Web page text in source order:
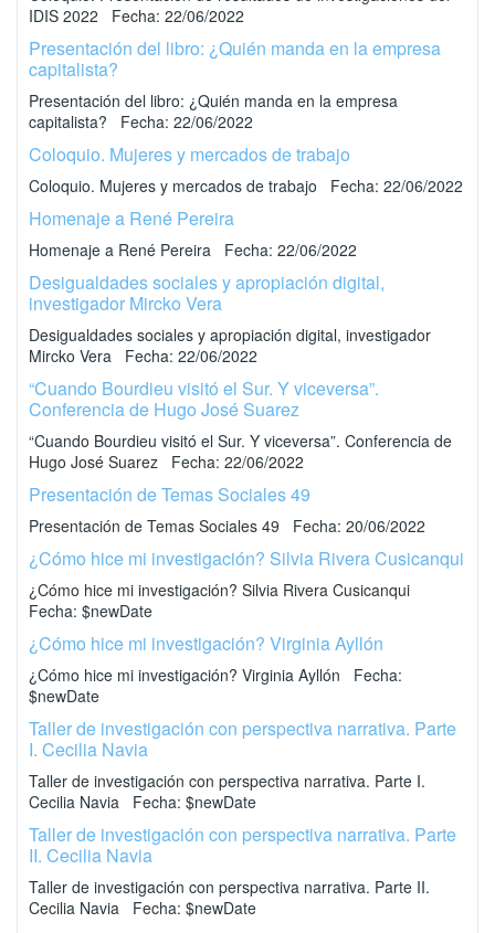
IDIS 2022 Fecha: 22/06/2022
Presentación del libro: ¿Quién manda en la empresa
capitalista?
Presentación del libro: ¿Quién manda en la empresa
capitalista? Fecha: 22/06/2022
Coloquio. Mujeres y mercados de trabajo
Coloquio. Mujeres y mercados de trabajo Fecha: 22/06/2022
Homenaje a René Pereira
Homenaje a René Pereira Fecha: 22/06/2022
Desigualdades sociales y apropiación digital,
investigador Mircko Vera
Desigualdades sociales y apropiación digital, investigador
Mircko Vera Fecha: 22/06/2022
“Cuando Bourdieu visitó el Sur. Y viceversa”.
Conferencia de Hugo José Suarez
“Cuando Bourdieu visitó el Sur. Y viceversa”. Conferencia de
Hugo José Suarez Fecha: 22/06/2022
Presentación de Temas Sociales 49
Presentación de Temas Sociales 49 Fecha: 20/06/2022
¿Cómo hice mi investigación? Silvia Rivera Cusicanqui
¿Cómo hice mi investigación? Silvia Rivera Cusicanqui
Fecha: $newDate
¿Cómo hice mi investigación? Virginia Ayllón
¿Cómo hice mi investigación? Virginia Ayllón Fecha:
$newDate
Taller de investigación con perspectiva narrativa. Parte
I. Cecilia Navia
Taller de investigación con perspectiva narrativa. Parte I.
Cecilia Navia Fecha: $newDate
Taller de investigación con perspectiva narrativa. Parte
II. Cecilia Navia
Taller de investigación con perspectiva narrativa. Parte II.
Cecilia Navia Fecha: $newDate